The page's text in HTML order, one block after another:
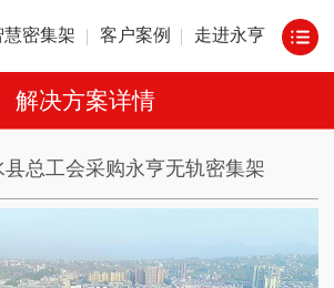
慧密集架 客户案例 走进永亨
解决方案详情
县总工会采购永亨无轨密集架